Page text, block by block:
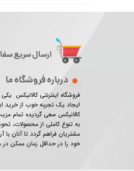
ارسال سریع
درباره فروشگاه ما
فروشگاه اینترنتی کالانیکس
ایجاد یک تجربه خوب از خرید
کالانیکس سعی گردیده تمام
به تنوع کاملی از محصولات،
مشتریان فراهم گردد تا آنان
خود را در حداقل زمان ممکن در